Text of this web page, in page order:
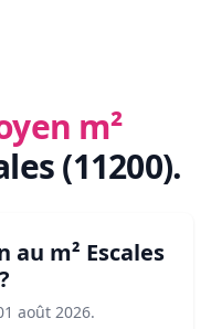
m²
(11200).
au m² Escales
?
août 2026.